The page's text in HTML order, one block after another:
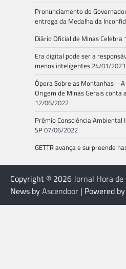
Pronunciamento do
entrega da Medalha da
Diário Oficial de Minas Celebra
Era digital pode ser a
menos inteligentes 24/01/2023
Ópera Sobre as Montanhas –
Origem de Minas Gerais conta
12/06/2022
Prêmio Consciência
SP07/06/2022
GETTR avança e surpreende
Copyright © 2026Jornal Hora
News byAscendoor | Powered by